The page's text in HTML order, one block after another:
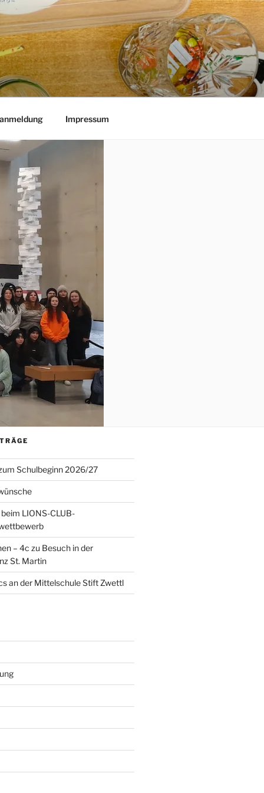
Impressum
Schulbeginn 2026/27
LIONS-CLUB-
– 4c zu Besuch in der
St. Martin
an der Mittelschule Stift Zwettl